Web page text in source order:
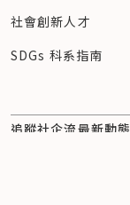
社會創新人才
SDGs 科系指南
追蹤社企流最新動態